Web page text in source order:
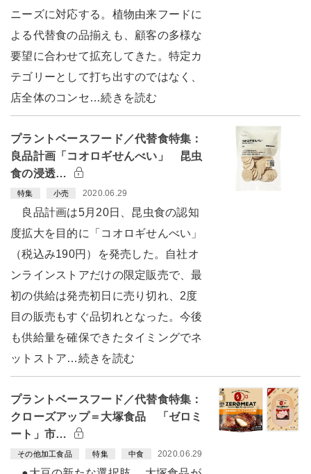
ニーズに対応する。植物由来フードに
よる代替食の品揃えも、顧客の多様な
要望に合わせて拡充してきた。特定カ
テゴリーとして打ち出すのではなく、
店全体のコンセ…続きを読む
プラントベースフード／代替食特集：
良品計画「コオロギせんべい」 昆虫
食の浸透…
特集 小売 2020.06.29
良品計画は5月20日、昆虫食の認知
度拡大を目的に「コオロギせんべい」
（税込み190円）を発売した。自社オ
ンラインストアだけの限定販売で、最
初の供給は発売初日に売り切れ、2度
目の販売もすぐ品切れとなった。今後
も供給量を確保できたタイミングでネ
ットストア…続きを読む
プラントベースフード／代替食特集：
クローズアップ＝大塚食品 「ゼロミ
ート」市…
その他加工食品 特集 中食 2020.06.29